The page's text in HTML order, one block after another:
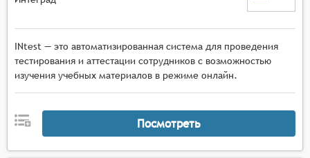
INtest — это автоматизированная система для проведения
тестирования и аттестации сотрудников с возможностью
изучения учебных материалов в режиме онлайн.
Посмотреть